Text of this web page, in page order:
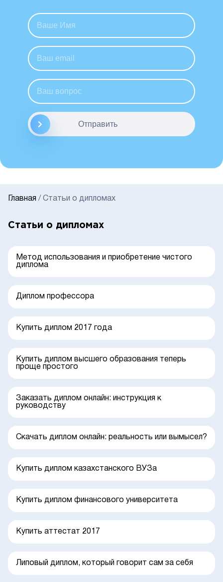
Отправить
Главная / Статьи о дипломах
Статьи о дипломах
Метод использования и приобретение чистого
диплома
Диплом профессора
Купить диплом 2017 года
Купить диплом высшего образования теперь
проще простого
Заказать диплом онлайн: инструкция к
руководству
Скачать диплом онлайн: реальность или вымысел?
Купить диплом казахстанского ВУЗа
Купить диплом финансового университета
Купить аттестат 2017
Липовый диплом, который говорит сам за себя